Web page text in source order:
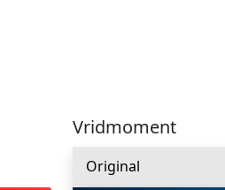
Vridmoment
Original